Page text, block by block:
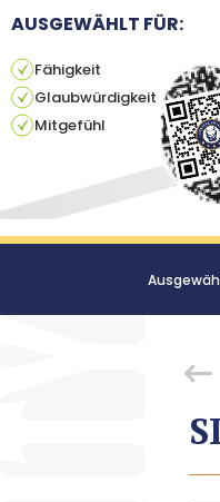
AUSGEWÄHLT FÜR:
Fähigkeit
Glaubwürdigkeit
Mitgefühl